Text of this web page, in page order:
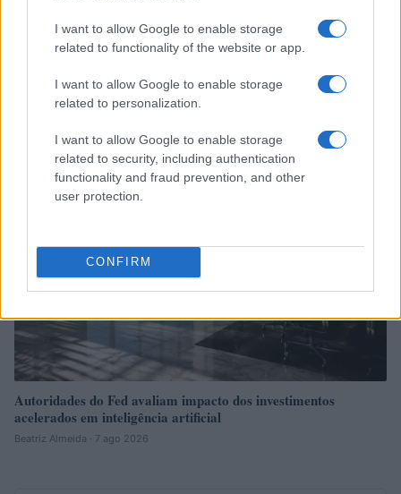
I want to allow Google to enable storage
related to functionality of the website or app.
I want to allow Google to enable storage
related to personalization.
I want to allow Google to enable storage
related to security, including authentication
functionality and fraud prevention, and other
user protection.
CONFIRM
Retiradas da caderneta de poupança superam depósitos em R$
7,152 bilhões
Beatriz Almeida · 7 ago 2026
Autoridades do Fed avaliam impacto dos investimentos
acelerados em inteligência artificial
Beatriz Almeida · 7 ago 2026